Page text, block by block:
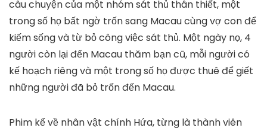
câu chuyện của một nhóm sát thủ thân thiết, một
trong số họ bất ngờ trốn sang Macau cùng vợ con để
kiếm sống và từ bỏ công việc sát thủ. Một ngày nọ, 4
người còn lại đến Macau thăm bạn cũ, mỗi người có
kế hoạch riêng và một trong số họ được thuê để giết
những người đã bỏ trốn đến Macau.
Phim kể về nhân vật chính Hứa, từng là thành viên